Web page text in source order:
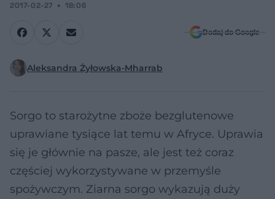
2017-02-27 18:06
Dodaj do Google
Aleksandra Żyłowska-Mharrab
Sorgo to starożytne zboże bezglutenowe
uprawiane tysiące lat temu w Afryce. Uprawia
się je głównie na pasze, ale jest też coraz
częściej wykorzystywane w przemyśle
spożywczym. Ziarna sorgo wykazują duży